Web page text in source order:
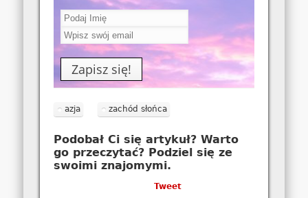
azja zachód słońca
Podobał Ci się artykuł? Warto
go przeczytać? Podziel się ze
swoimi znajomymi.
Tweet